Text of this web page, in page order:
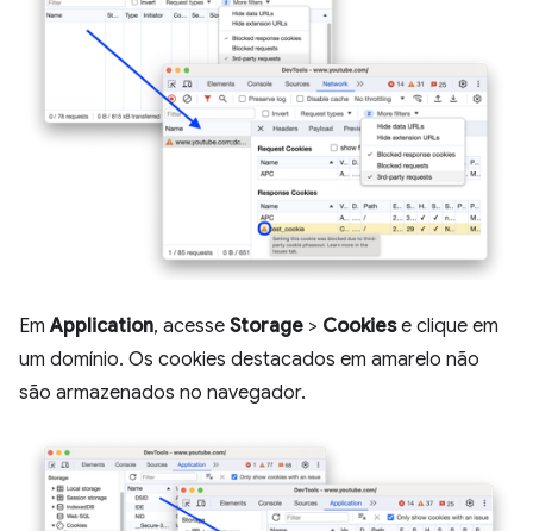
EmApplication, acesse Storage > Cookiese clique em
um domínio. Os cookies destacados em amarelo não
são armazenados no navegador.